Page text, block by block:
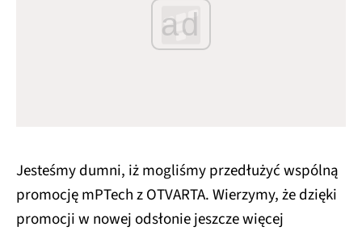
ad
Jesteśmy dumni, iż mogliśmy przedłużyć wspólną
promocję mPTech z OTVARTA. Wierzymy, że dzięki
promocji w nowej odsłonie jeszcze więcej